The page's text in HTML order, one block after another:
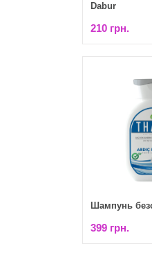
Dabur
210 грн.
Шампунь
399 грн.